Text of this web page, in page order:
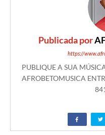
Publicada por
https://
PUBLIQUE A SUA
AFROBETOMUSICA